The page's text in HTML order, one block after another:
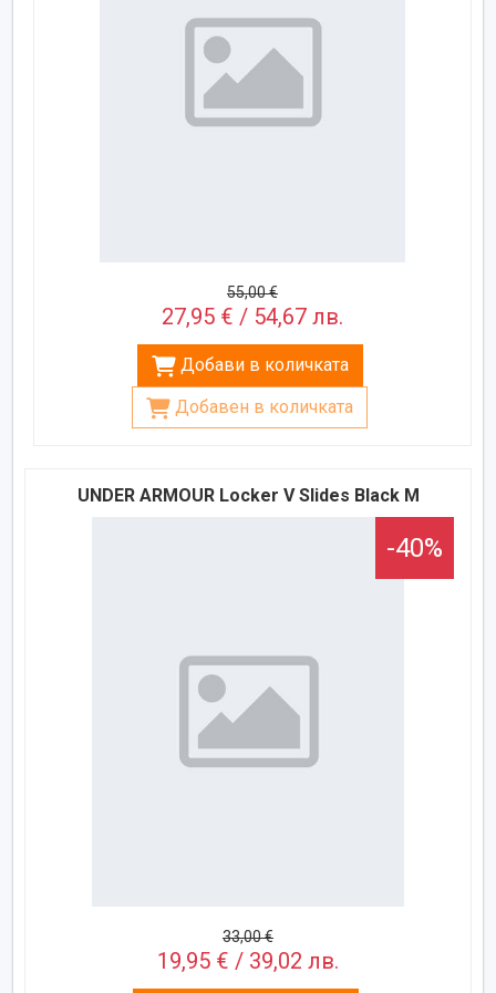
55,00 €
27,95 € / 54,67 лв.
Добави в количката
Добавен в количката
UNDER ARMOUR Locker V Slides Black M
-40%
33,00 €
19,95 € / 39,02 лв.